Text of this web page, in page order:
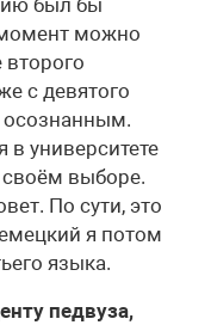
момент можно
второго
с девятого
осознанным.
университете
выборе.
По сути, это
я потом
языка.
педвуза,